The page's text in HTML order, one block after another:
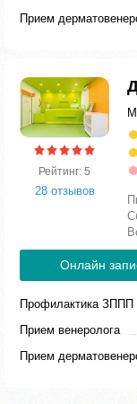
Прием
Рейтинг: 5
28 отзывов
Онлайн
Профилактика ЗППП
Прием венеролога
Прием